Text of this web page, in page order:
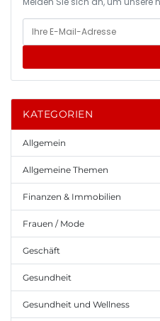
KATEGORIEN
Allgemein
Allgemeine Themen
Finanzen & Immobilien
Frauen / Mode
Geschäft
Gesundheit
Gesundheit und Wellness